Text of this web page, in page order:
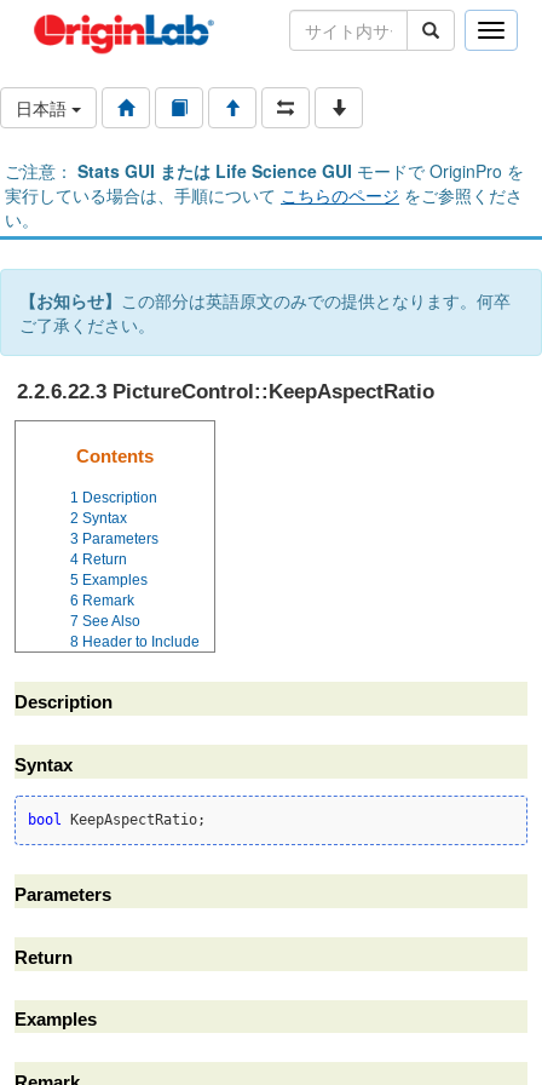
Toggle
日本語
ご注意： Stats GUI または Life Science GUI モードで OriginPro を
実行している場合は、手順について こちらのページ をご参照くださ
い。
【お知らせ】 この部分は英語原文のみでの提供となります。何卒
ご了承ください。
2.2.6.22.3 PictureControl::KeepAspectRatio
Contents
1 Description
2 Syntax
3 Parameters
4 Return
5 Examples
6 Remark
7 See Also
8 Header to Include
Description
Syntax
bool KeepAspectRatio;
Parameters
Return
Examples